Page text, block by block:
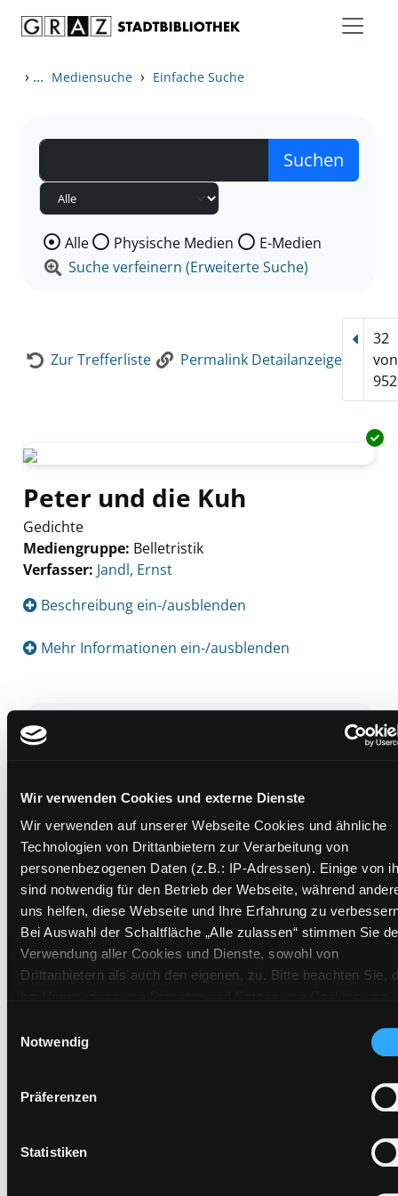
Wir verwenden Cookies und externe Dienste
Wir verwenden auf unserer Webseite Cookies und ähnliche
Technologien von Drittanbietern zur Verarbeitung von
personenbezogenen Daten (z.B.: IP-Adressen). Einige von
sind notwendig für den Betrieb der Webseite, während
uns helfen, diese Webseite und Ihre Erfahrung zu
Bei Auswahl der Schaltfläche „Alle zulassen“ stimmen Sie
Verwendung aller Cookies und Dienste, sowohl von
Drittanbietern als auch den eigenen, zu. Bitte beachten Sie,
(Länder außerhalb des EWR ohne adäquates
Datenschutzniveau) stattfinden kann. In diesem
ausgeschlossen werden. Eine Verarbeitung durch solche
Einwilligung erteilen („Auswahl erlauben“) oder auf die
Schaltfläche „Alle zulassen“ klicken. Unter dem Punkt
Notwendig
Präferenzen
Statistiken
› ... Mediensuche › Einfache Suche
Wählen Sie die Medienart nach der Sie suchen wollen.
Alle Physische Medien
E-Medien
Suche verfeinern (Erweiterte Suche)
Zur Trefferliste Permalink Detailanzeige
32
von
952
Peter und die Kuh
Gedichte
Mediengruppe: Belletristik
Verfasser: Suche nach diesem Verfasser
Jandl, Ernst
Beschreibung ein-/ausblenden
Mehr Informationen ein-/ausblenden
Exemplare
Signatur:DD.L JAN
Standort 2: Depot Bücherbus
Status:Verfügbar
Vorbestellungen:0
Mediengruppe: Belletristik
Frist:
Barcode: 0411BU14418
Standort 3: